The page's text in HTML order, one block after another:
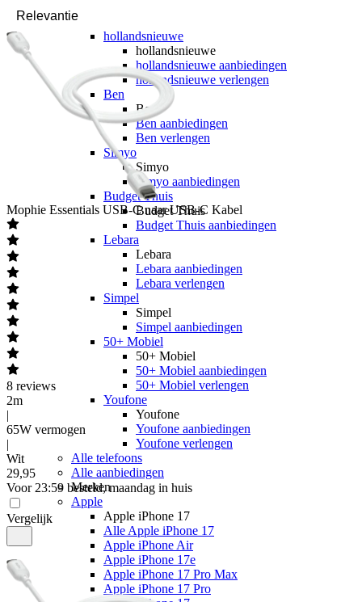
hollandsnieuwe
hollandsnieuwe
hollandsnieuwe aanbiedingen
hollandsnieuwe verlengen
Ben
Ben
Ben aanbiedingen
Ben verlengen
Simyo
Simyo
Simyo aanbiedingen
Budget Thuis
Budget Thuis
Budget Thuis aanbiedingen
Lebara
Lebara
Lebara aanbiedingen
Lebara verlengen
Simpel
Simpel
Simpel aanbiedingen
50+ Mobiel
50+ Mobiel
50+ Mobiel aanbiedingen
50+ Mobiel verlengen
Youfone
Youfone
Youfone aanbiedingen
Youfone verlengen
Alle telefoons
Alle aanbiedingen
Merken
Apple
Apple iPhone 17
Alle Apple iPhone 17
Apple iPhone Air
Apple iPhone 17e
Apple iPhone 17 Pro Max
Apple iPhone 17 Pro
Mophie Essentials USB-C naar USB-C Kabel
8 reviews
2m
|
65W vermogen
|
Wit
29,95
Voor 23:59 besteld, maandag in huis
Vergelijk